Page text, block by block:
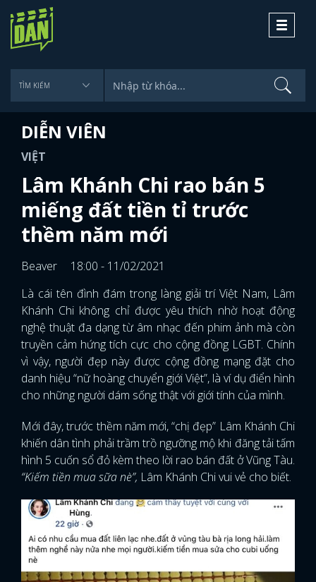
Toggle
DIỄN VIÊN
VIỆT
Lâm Khánh Chi rao bán 5
miếng đất tiền tỉ trước
thềm năm mới
Beaver
18:00 - 11/02/2021
Là cái tên đình đám trong làng giải trí Việt Nam, Lâm
Khánh Chi không chỉ được yêu thích nhờ hoạt động
nghệ thuật đa dạng từ âm nhạc đến phim ảnh mà còn
truyền cảm hứng tích cực cho cộng đồng LGBT. Chính
vì vậy, người đẹp này được cộng đồng mạng đặt cho
danh hiệu “nữ hoàng chuyển giới Việt”, là ví dụ điển hình
cho những người dám sống thật với giới tính của mình.
Mới đây, trước thềm năm mới, “chị đẹp” Lâm Khánh Chi
khiến dân tình phải trầm trồ ngưỡng mộ khi đăng tải tấm
hình 5 cuốn sổ đỏ kèm theo lời rao bán đất ở Vũng Tàu.
“Kiếm tiền mua sữa nè”, Lâm Khánh Chi vui vẻ cho biết.